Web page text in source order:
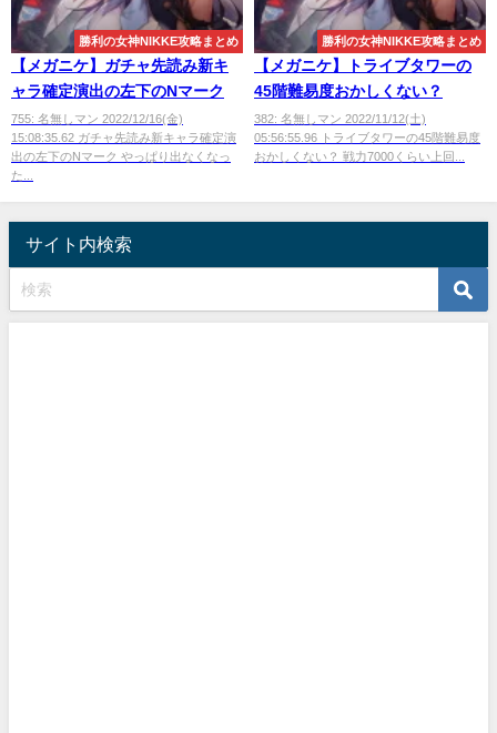
勝利の女神NIKKE攻略まとめ
【メガニケ】ガチャ先読み新キ
ャラ確定演出の左下のNマーク
755: 名無しマン 2022/12/16(金)
15:08:35.62 ガチャ先読み新キャラ確定演
出の左下のNマーク やっぱり出なくなっ
た...
勝利の女神NIKKE攻略まとめ
【メガニケ】トライブタワーの
45階難易度おかしくない？
382: 名無しマン 2022/11/12(土)
05:56:55.96 トライブタワーの45階難易度
おかしくない？ 戦力7000くらい上回...
サイト内検索